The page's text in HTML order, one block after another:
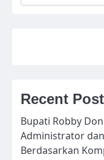
Recent
Bupati Robby
Administrator
Berdasarkan